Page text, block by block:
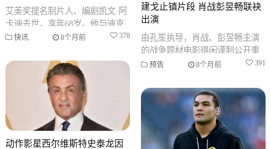
艾美奖提名制片人、编剧凯文·阿
卡迪去世，享年68岁。他与迪克·
沃尔夫共同创作了开创性的警察
快讯 8个月前 378
建戈止镇片段 肖战彭昱畅联袂
出演
由孔笙执导，肖战、彭昱畅主演
的战争题材电影得闲谨制公开重
建戈止镇预告片段。影片讲述
量与正
预告 8个月前 391
动作影星西尔维斯特史泰龙因